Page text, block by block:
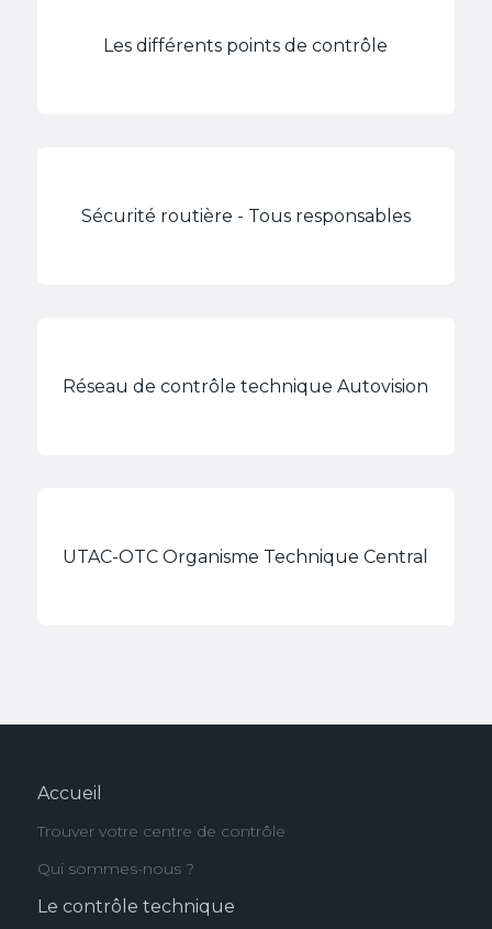
Les différents points de contrôle
Sécurité routière - Tous responsables
Réseau de contrôle technique Autovision
UTAC-OTC Organisme Technique Central
Accueil
Trouver votre centre de contrôle
Qui sommes-nous ?
Le contrôle technique